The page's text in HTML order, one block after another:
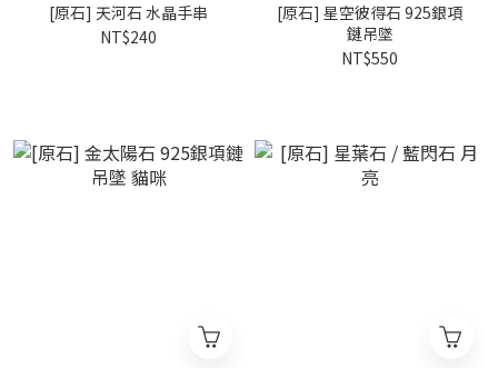
[原石] 天河石 水晶手串
NT$240
[原石] 星空彼得石 925銀項
鏈吊墜
NT$550